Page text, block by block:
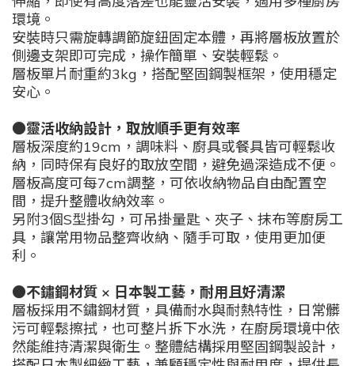
環境。
安裝時只需旋轉調節旋鈕固定本體，再將層板放置於
側邊支架即可完成，操作簡單、安裝輕鬆。
層板單片耐重約3kg，搭配堅固鋼製框架，使用穩定
安心。
●靈活收納設計，取放順手更有效率
層板深度約19cm，調味料、廚具或餐具皆可輕鬆收
納，同時保有良好的取放空間，避免過深造成不便。
層板高度可每7cm調整，可依收納物品自由配置空
間，提升整體收納效率。
另附3個S型掛勾，可吊掛量匙、夾子、抹布等廚房工
具，讓常用物品整齊收納、隨手可取，使用更加便
利。
●不鏽鋼材質 × 日本製工藝，耐用且好清潔
層板採用不鏽鋼材質，具備耐水與耐熱特性，日常髒
污可輕鬆擦拭，也可整片拆下水洗，在廚房環境中依
然能維持清潔與衛生。整體結構採用堅固鋼製設計，